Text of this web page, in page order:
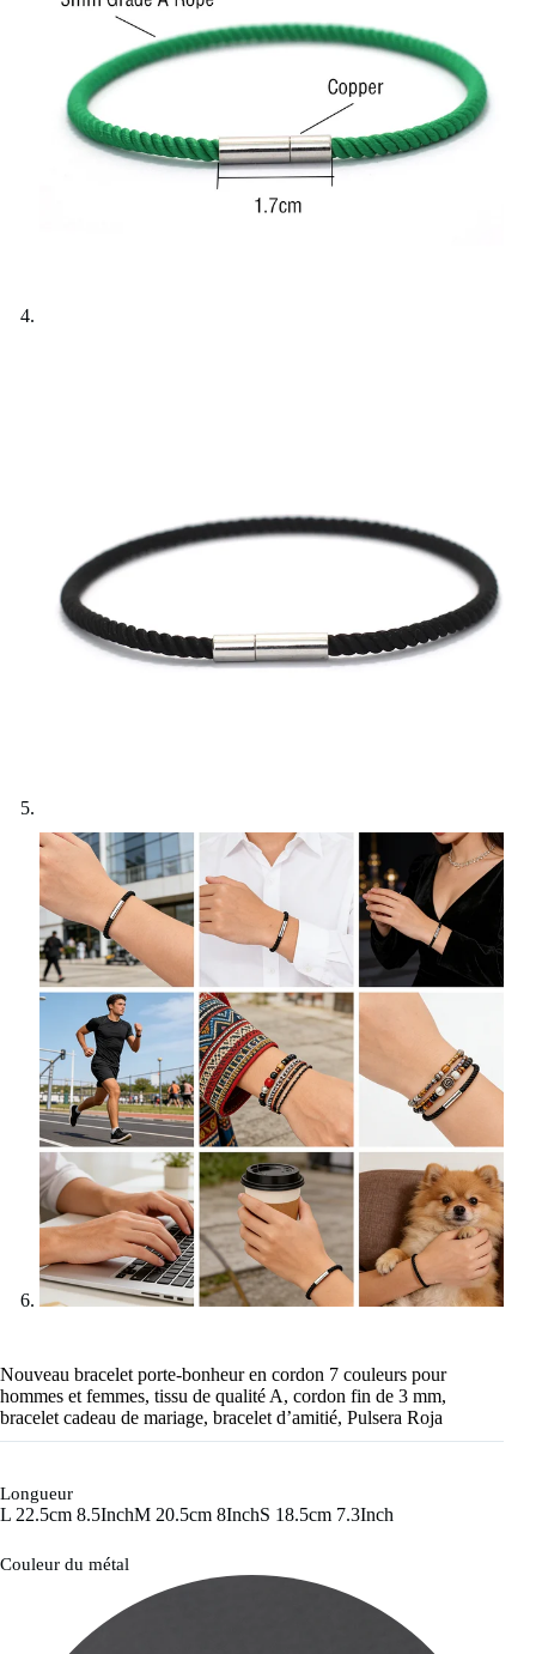
Nouveau bracelet porte-bonheur en cordon 7 couleurs pour
hommes et femmes, tissu de qualité A, cordon fin de 3 mm,
bracelet cadeau de mariage, bracelet d’amitié, Pulsera Roja
Longueur
L 22.5cm 8.5InchM 20.5cm 8InchS 18.5cm 7.3Inch
Couleur du métal